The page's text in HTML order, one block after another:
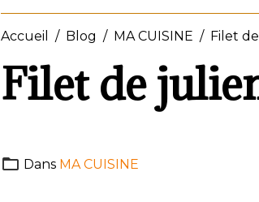
Accueil Blog MA CUISINE Filet
Filet de
Dans MA CUISINE